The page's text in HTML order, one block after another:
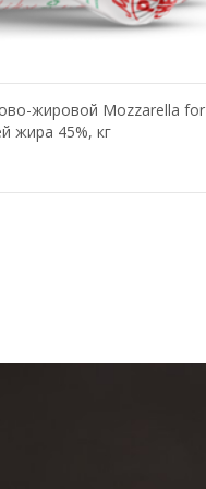
жировой Mozzarella for
жира 45%, кг